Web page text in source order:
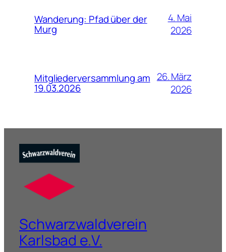
Wanderung: Pfad über der
Murg
4. Mai
2026
Mitgliederversammlung am
19.03.2026
26. März
2026
Schwarzwaldverein
Karlsbad e.V.